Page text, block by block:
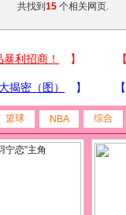
共找到 15 个相关网页.
篮球 NBA 综合